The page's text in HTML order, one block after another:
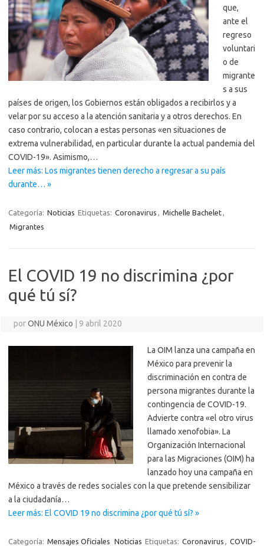
que,
ante el
regreso
voluntari
o de
migrante
s a sus
países de origen, los Gobiernos están obligados a recibirlos y a
velar por su acceso a la atención sanitaria y a otros derechos. En
caso contrario, colocan a estas personas «en situaciones de
extrema vulnerabilidad, en particular durante la actual pandemia del
COVID-19». Asimismo,…
Leer más: Los migrantes tienen derecho a regresar a su país
durante… »
Categoría: Noticias Etiquetas: Coronavirus , Michelle Bachelet,
Migrantes
El COVID 19 no discrimina ¿por
qué tú sí?
porONU México 9 abril 2020
La OIM lanza una campaña en
México para prevenir la
discriminación en contra de
persona migrantes durante la
contingencia de COVID-19.
Advierte contra «el otro virus
llamado xenofobia». La
Organización Internacional
para las Migraciones (OIM) ha
lanzado hoy una campaña en
México a través de redes sociales con la que pretende sensibilizar
a la ciudadanía…
Leer más: El COVID 19 no discrimina ¿por qué tú sí? »
Categoría: Mensajes Oficiales Noticias Etiquetas: Coronavirus , COVID-